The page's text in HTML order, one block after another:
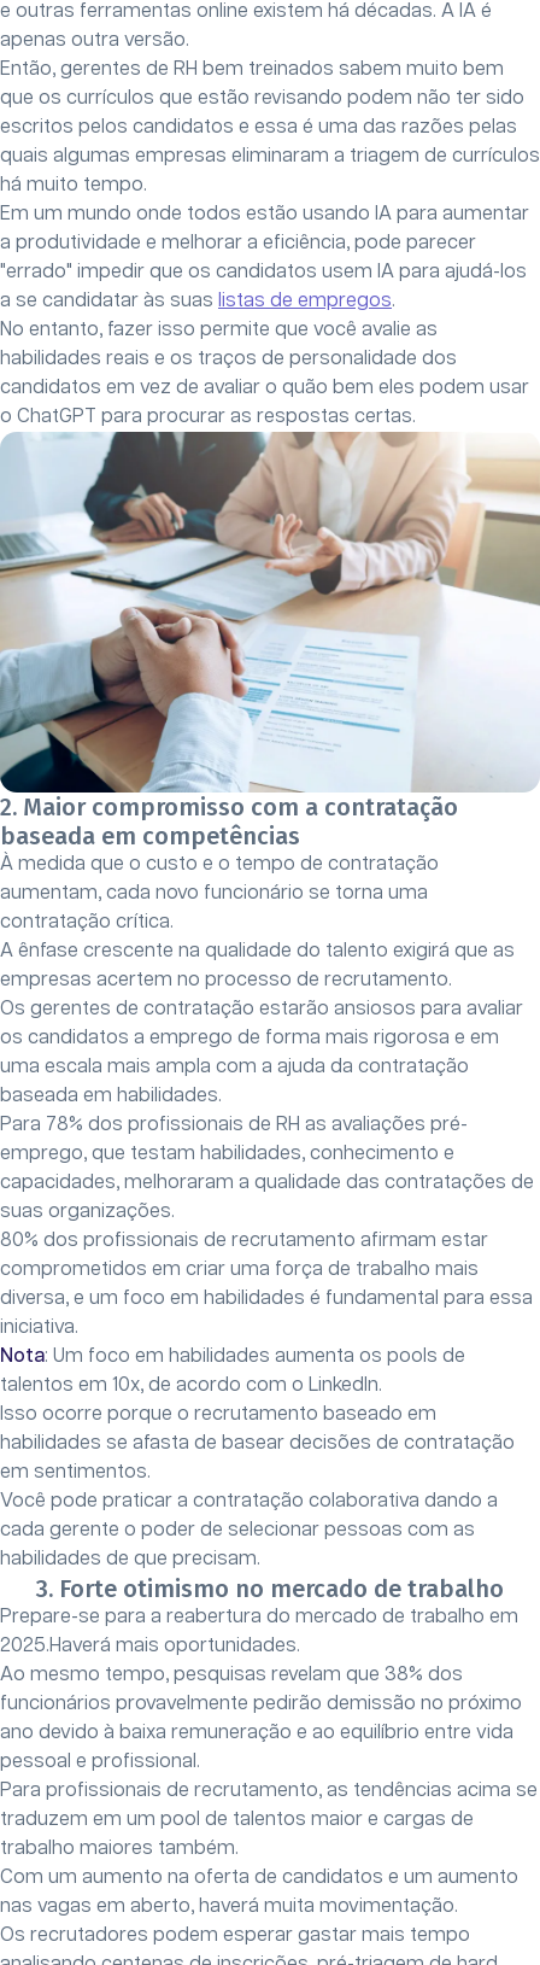
e outras ferramentas online existem há décadas. A IA é
apenas outra versão.
Então, gerentes de RH bem treinados sabem muito bem
que os currículos que estão revisando podem não ter sido
escritos pelos candidatos e essa é uma das razões pelas
quais algumas empresas eliminaram a triagem de currículos
há muito tempo.
Em um mundo onde todos estão usando IA para aumentar
a produtividade e melhorar a eficiência, pode parecer
"errado" impedir que os candidatos usem IA para ajudá-los
a se candidatar às suas listas de empregos.
No entanto, fazer isso permite que você avalie as
habilidades reais e os traços de personalidade dos
candidatos em vez de avaliar o quão bem eles podem usar
o ChatGPT para procurar as respostas certas.
2. Maior compromisso com a contratação
baseada em competências
À medida que o custo e o tempo de contratação
aumentam, cada novo funcionário se torna uma
contratação crítica.
A ênfase crescente na qualidade do talento exigirá que as
empresas acertem no processo de recrutamento.
Os gerentes de contratação estarão ansiosos para avaliar
os candidatos a emprego de forma mais rigorosa e em
uma escala mais ampla com a ajuda da contratação
baseada em habilidades.
Para 78% dos profissionais de RH as avaliações pré-
emprego, que testam habilidades, conhecimento e
capacidades, melhoraram a qualidade das contratações de
suas organizações.
80% dos profissionais de recrutamento afirmam estar
comprometidos em criar uma força de trabalho mais
diversa, e um foco em habilidades é fundamental para essa
iniciativa.
Nota: Um foco em habilidades aumenta os pools de
talentos em 10x, de acordo com o LinkedIn.
Isso ocorre porque o recrutamento baseado em
habilidades se afasta de basear decisões de contratação
em sentimentos.
Você pode praticar a contratação colaborativa dando a
cada gerente o poder de selecionar pessoas com as
habilidades de que precisam.
3. Forte otimismo no mercado de trabalho
Prepare-se para a reabertura do mercado de trabalho em
2025.Haverá mais oportunidades.
Ao mesmo tempo, pesquisas revelam que 38% dos
funcionários provavelmente pedirão demissão no próximo
ano devido à baixa remuneração e ao equilíbrio entre vida
pessoal e profissional.
Para profissionais de recrutamento, as tendências acima se
traduzem em um pool de talentos maior e cargas de
trabalho maiores também.
Com um aumento na oferta de candidatos e um aumento
nas vagas em aberto, haverá muita movimentação.
Os recrutadores podem esperar gastar mais tempo